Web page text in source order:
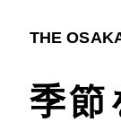
THE
季節